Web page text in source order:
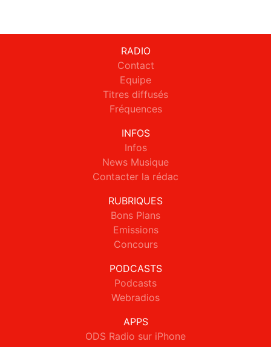
RADIO
Contact
Equipe
Titres diffusés
Fréquences
INFOS
Infos
News Musique
Contacter la rédac
RUBRIQUES
Bons Plans
Emissions
Concours
PODCASTS
Podcasts
Webradios
APPS
ODS Radio sur iPhone